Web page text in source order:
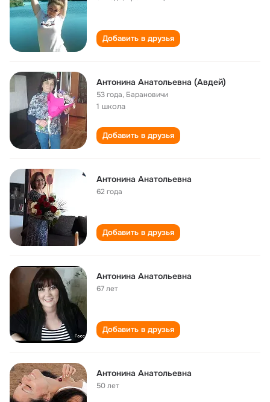
Добавить в друзья
Антонина Анатольевна (Авдей)
53 года, Барановичи
1 школа
Добавить в друзья
Антонина Анатольевна
62 года
Добавить в друзья
Антонина Анатольевна
67 лет
Добавить в друзья
Антонина Анатольевна
50 лет